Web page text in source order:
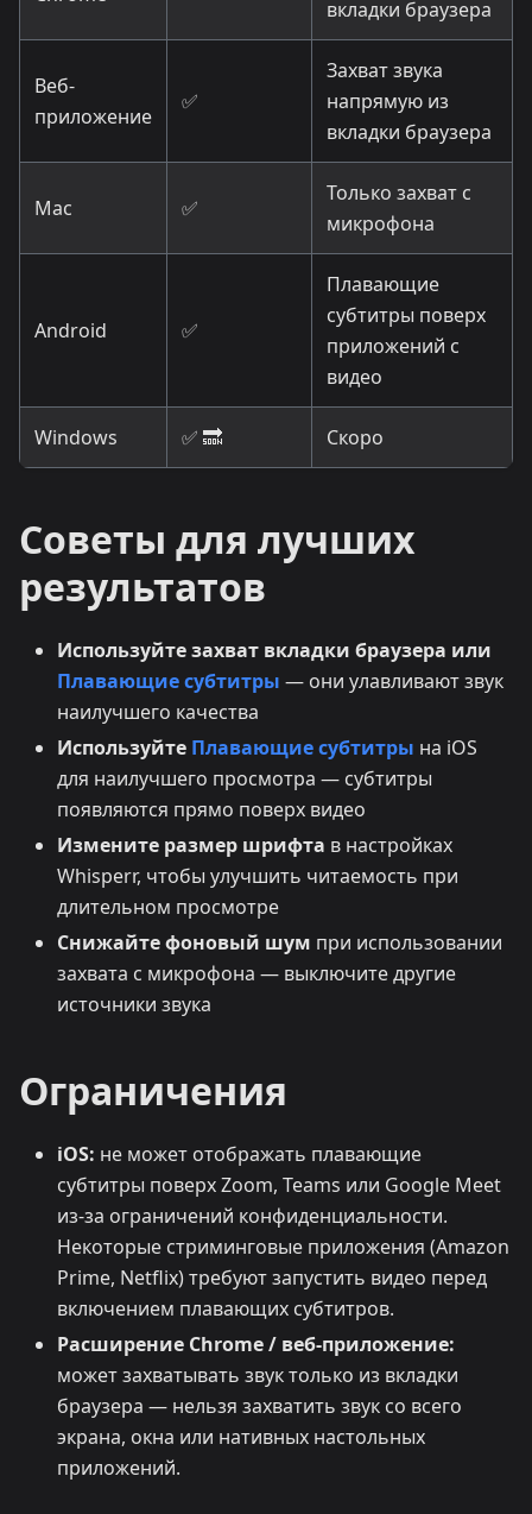
вкладки браузера
Веб-
приложение
✅
Захват звука
напрямую из
вкладки браузера
Mac ✅
Только захват с
микрофона
Android ✅
Плавающие
субтитры поверх
приложений с
видео
Windows ✅ 🔜 Скоро
Советы для лучших
результатов
Используйте захват вкладки браузера или
Плавающие субтитры — они улавливают звук
наилучшего качества
Используйте Плавающие субтитры на iOS
для наилучшего просмотра — субтитры
появляются прямо поверх видео
Измените размер шрифта в настройках
Whisperr, чтобы улучшить читаемость при
длительном просмотре
Снижайте фоновый шум при использовании
захвата с микрофона — выключите другие
источники звука
Ограничения
iOS: не может отображать плавающие
субтитры поверх Zoom, Teams или Google Meet
из-за ограничений конфиденциальности.
Некоторые стриминговые приложения (Amazon
Prime, Netflix) требуют запустить видео перед
включением плавающих субтитров.
Расширение Chrome / веб-приложение:
может захватывать звук только из вкладки
браузера — нельзя захватить звук со всего
экрана, окна или нативных настольных
приложений.